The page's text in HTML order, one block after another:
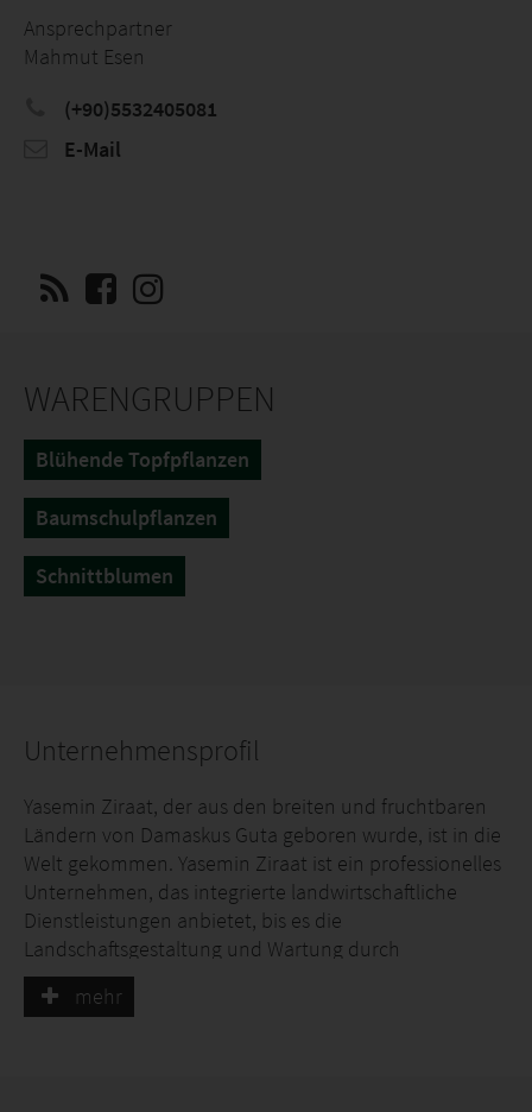
Ansprechpartner
Mahmut Esen
(+90)5532405081
E-Mail
WARENGRUPPEN
Blühende Topfpflanzen
Baumschulpflanzen
Schnittblumen
Unternehmensprofil
Yasemin Ziraat, der aus den breiten und fruchtbaren
Ländern von Damaskus Guta geboren wurde, ist in die
Welt gekommen. Yasemin Ziraat ist ein professionelles
Unternehmen, das integrierte landwirtschaftliche
Dienstleistungen anbietet, bis es die
Landschaftsgestaltung und Wartung durch
Landschafts- und Wartungsstudien aus großer
Maßstäbe und verschiedenen Pflanzenproduktion
mehr